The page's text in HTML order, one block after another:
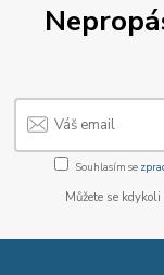
Souhlasím se
Můžete se